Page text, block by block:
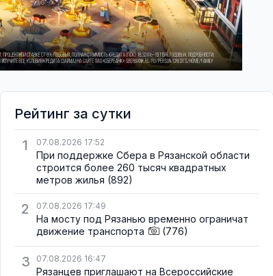
Рейтинг за сутки
1
07.08.2026 17:52
При поддержке Сбера в Рязанской области
строится более 260 тысяч квадратных
метров жилья (892)
2 07.08.2026 17:49
На мосту под Рязанью временно ограничат
движение транспорта
(776)
3 07.08.2026 16:47
Рязанцев приглашают на Всероссийские